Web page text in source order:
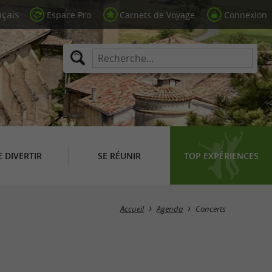
Espace Pro Carnets de Voyage Connexion
DIVERTIR SE RÉUNIR TOP EXPÉRIENCES
Masquer la carte
Accueil Agenda Concerts